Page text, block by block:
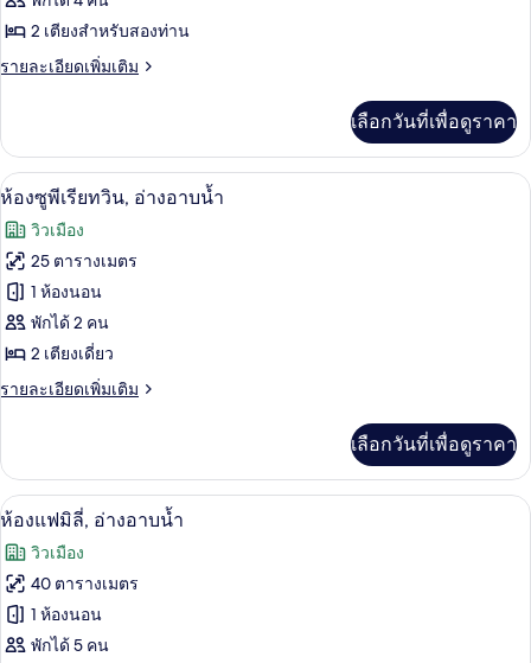
ซู
พี
ทวิน,
อ่างอาบน้ำ
(Superior
Deluxe
Twin)
2 เตียงสำหรับสองท่าน
รายละเอียดเพิ่มเติม
ราย
เกี่ยว
กับ
ห้อง
พี
เรีย
ทวิ
น,
อ่างอาบน้ำ
(Superior
Deluxe
Twin)
เลือกวันที่เพื่อดูราคา
เปิด
ภาพถ่าย
ทั้งหมด
ของ
ห้อง
ซู
พี
ทวิน,
อ่างอาบน้ำ
ห้องซูพีเรียทวิน, อ่างอาบน้ำ | โต๊ะทำง
8
ห้องซูพีเรียทวิน, อ่างอาบน้ำ
วิวเมือง
25 ตารางเมตร
1 ห้องนอน
พักได้ 2 คน
2 เตียงเดี่ยว
รายละเอียดเพิ่มเติม
ราย
เกี่ยว
กับ
ห้อง
พี
เรีย
ทวิ
น,
อ่างอาบน้ำ
เลือกวันที่เพื่อดูราคา
เปิด
ภาพถ่าย
ทั้งหมด
ของ
ห้อง
ห้องแฟมิลี่, อ่างอาบน้ำ | โต๊ะทำงาน, ผ้
13
ห้องแฟมิลี่, อ่างอาบน้ำ
วิวเมือง
40 ตารางเมตร
1 ห้องนอน
พักได้ 5 คน